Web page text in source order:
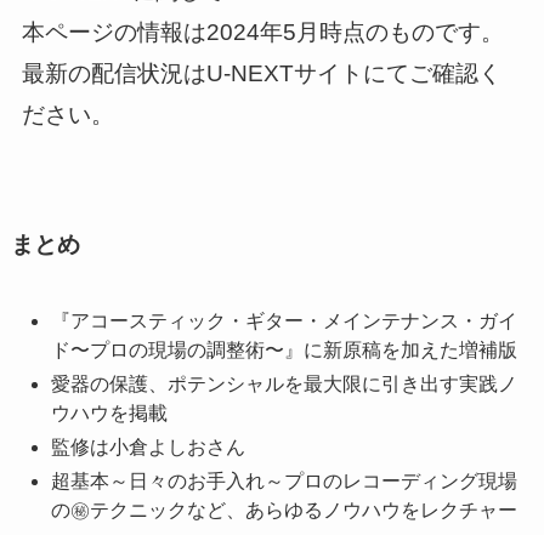
本ページの情報は2024年5月時点のものです。
最新の配信状況はU-NEXTサイトにてご確認く
ださい。
まとめ
『アコースティック・ギター・メインテナンス・ガイ
ド〜プロの現場の調整術〜』に新原稿を加えた増補版
愛器の保護、ポテンシャルを最大限に引き出す実践ノ
ウハウを掲載
監修は小倉よしおさん
超基本～日々のお手入れ～プロのレコーディング現場
の㊙テクニックなど、あらゆるノウハウをレクチャー